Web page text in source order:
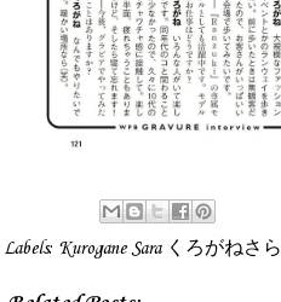
Labels: Kurogane Sara くろがねさら